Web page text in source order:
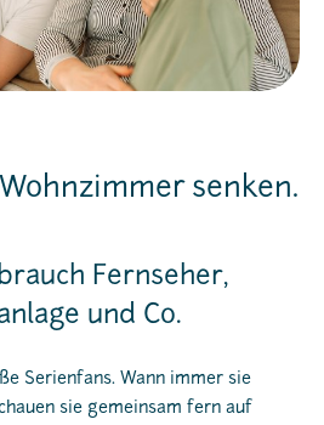
senken.
Fernseher,
und Co.
Serienfans. Wann immer sie
sie gemeinsam fern auf